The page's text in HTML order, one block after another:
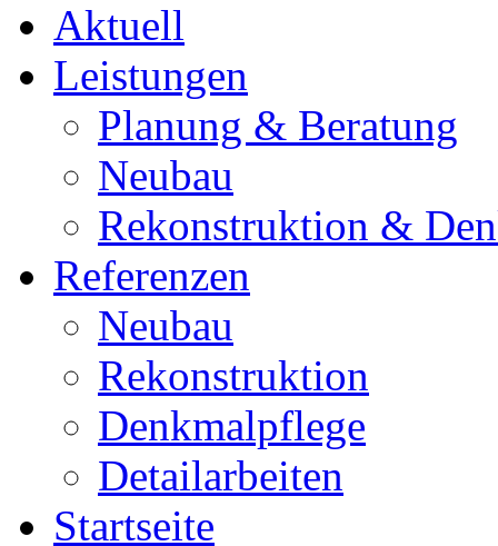
Aktuell
Leistungen
Planung & Beratung
Neubau
Rekonstruktion &
Referenzen
Neubau
Rekonstruktion
Denkmalpflege
Detailarbeiten
Startseite